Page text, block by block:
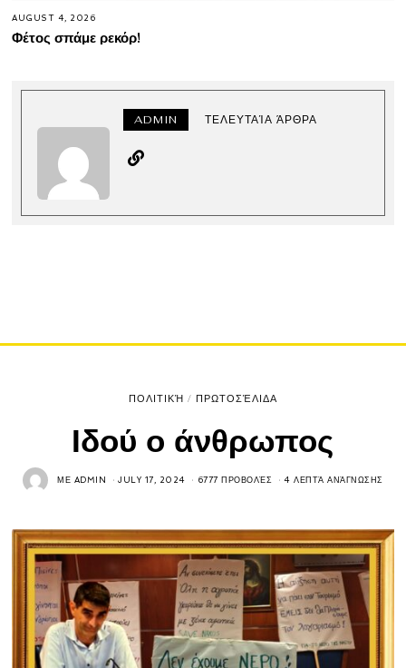
AUGUST 4, 2026
Φέτος σπάμε ρεκόρ!
ADMIN ΤΕΛΕΥΤΑΊΑ ΆΡΘΡΑ
ΠΟΛΙΤΙΚΉ / ΠΡΩΤΟΣΈΛΙΔΑ
Ιδού ο άνθρωπος
ΜΕ ADMIN JULY 17, 2024 6777 ΠΡΟΒΟΛΈΣ 4 ΛΕΠΤΆ ΑΝΆΓΝΩΣΗΣ